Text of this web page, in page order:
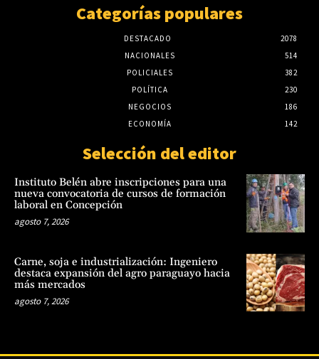
Categorías populares
DESTACADO
2078
NACIONALES
514
POLICIALES
382
POLÍTICA
230
NEGOCIOS
186
ECONOMÍA
142
Selección del editor
Instituto Belén abre inscripciones para una
nueva convocatoria de cursos de formación
laboral en Concepción
agosto 7, 2026
Carne, soja e industrialización: Ingeniero
destaca expansión del agro paraguayo hacia
más mercados
agosto 7, 2026